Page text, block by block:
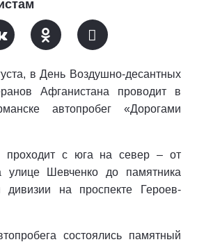
в День Воздушно-десантных
Афганистана проводит в
автопробег «Дорогами
проходит с юга на север – от
Шевченко до памятника
на проспекте Героев-
состоялись памятный